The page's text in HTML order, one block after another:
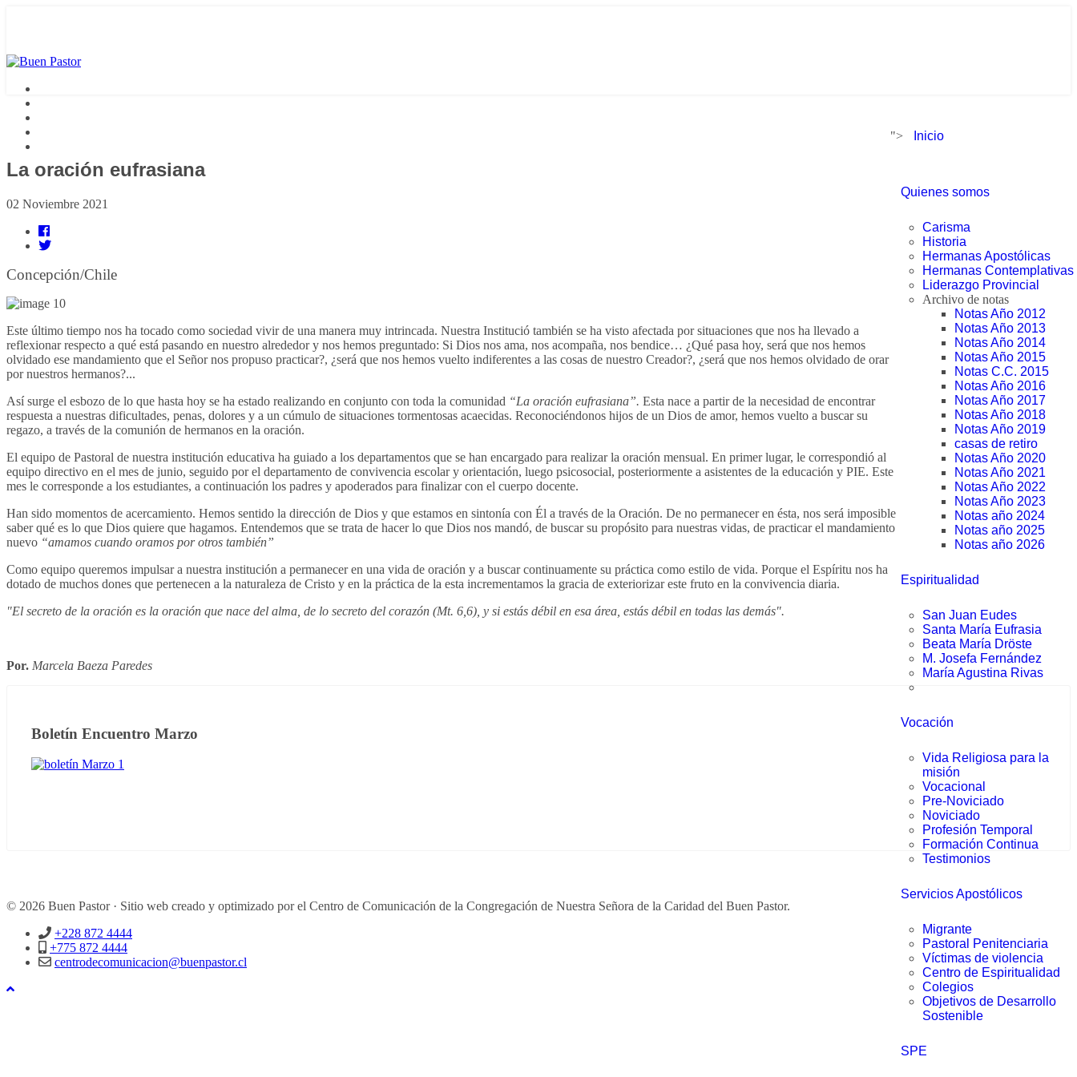
"> Inicio
Quienes somos
Carisma
Historia
Hermanas Apostólicas
Hermanas Contemplativas
Liderazgo Provincial
Archivo de notas
Notas Año 2012
Notas Año 2013
Notas Año 2014
Notas Año 2015
Notas C.C. 2015
Notas Año 2016
Notas Año 2017
Notas Año 2018
Notas Año 2019
casas de retiro
Notas Año 2020
Notas Año 2021
Notas Año 2022
Notas Año 2023
Notas año 2024
Notas año 2025
Notas año 2026
Espiritualidad
San Juan Eudes
Santa María Eufrasia
Beata María Dröste
M. Josefa Fernández
María Agustina Rivas
Vocación
Vida Religiosa para la
misión
Vocacional
Pre-Noviciado
Noviciado
Profesión Temporal
Formación Continua
Testimonios
Servicios Apostólicos
Migrante
Pastoral Penitenciaria
Víctimas de violencia
Centro de Espiritualidad
Colegios
Objetivos de Desarrollo
Sostenible
SPE
La oración eufrasiana
02 Noviembre 2021
Concepción/Chile
Este último tiempo nos ha tocado como sociedad vivir de una manera muy intrincada. Nuestra Institució también se ha visto afectada por situaciones que nos ha llevado a
reflexionar respecto a qué está pasando en nuestro alrededor y nos hemos preguntado: Si Dios nos ama, nos acompaña, nos bendice… ¿Qué pasa hoy, será que nos hemos
olvidado ese mandamiento que el Señor nos propuso practicar?, ¿será que nos hemos vuelto indiferentes a las cosas de nuestro Creador?, ¿será que nos hemos olvidado de orar
por nuestros hermanos?...
Así surge el esbozo de lo que hasta hoy se ha estado realizando en conjunto con toda la comunidad “La oración eufrasiana”. Esta nace a partir de la necesidad de encontrar
respuesta a nuestras dificultades, penas, dolores y a un cúmulo de situaciones tormentosas acaecidas. Reconociéndonos hijos de un Dios de amor, hemos vuelto a buscar su
regazo, a través de la comunión de hermanos en la oración.
El equipo de Pastoral de nuestra institución educativa ha guiado a los departamentos que se han encargado para realizar la oración mensual. En primer lugar, le correspondió al
equipo directivo en el mes de junio, seguido por el departamento de convivencia escolar y orientación, luego psicosocial, posteriormente a asistentes de la educación y PIE. Este
mes le corresponde a los estudiantes, a continuación los padres y apoderados para finalizar con el cuerpo docente.
Han sido momentos de acercamiento. Hemos sentido la dirección de Dios y que estamos en sintonía con Él a través de la Oración. De no permanecer en ésta, nos será imposible
saber qué es lo que Dios quiere que hagamos. Entendemos que se trata de hacer lo que Dios nos mandó, de buscar su propósito para nuestras vidas, de practicar el mandamiento
nuevo “amamos cuando oramos por otros también”
Como equipo queremos impulsar a nuestra institución a permanecer en una vida de oración y a buscar continuamente su práctica como estilo de vida. Porque el Espíritu nos ha
dotado de muchos dones que pertenecen a la naturaleza de Cristo y en la práctica de la esta incrementamos la gracia de exteriorizar este fruto en la convivencia diaria.
"El secreto de la oración es la oración que nace del alma, de lo secreto del corazón (Mt. 6,6), y si estás débil en esa área, estás débil en todas las demás".
Por. Marcela Baeza Paredes
Boletín Encuentro Marzo
© 2026 Buen Pastor · Sitio web creado y optimizado por el Centro de Comunicación de la Congregación de Nuestra Señora de la Caridad del Buen Pastor.
+228 872 4444
+775 872 4444
centrodecomunicacion@buenpastor.cl